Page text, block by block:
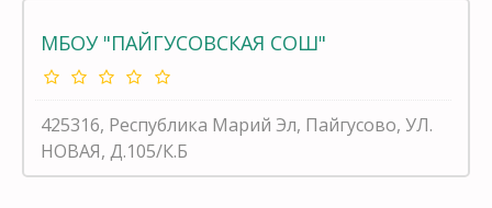
МБОУ "ПАЙГУСОВСКАЯ СОШ"
425316, Республика Марий Эл, Пайгусово, УЛ.
НОВАЯ, Д.105/К.Б